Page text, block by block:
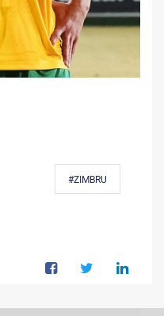
#ZIMBRU